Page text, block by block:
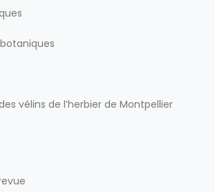
vélins de l’herbier de Montpellier